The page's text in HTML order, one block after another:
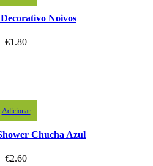
Noivos
€1.80
Adicionar
Chucha Azul
€2.60